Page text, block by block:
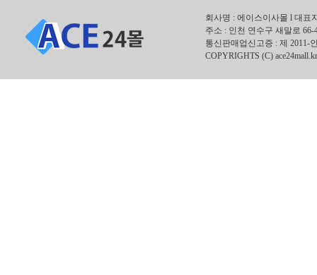
회사명 : 에이스이사몰 l 대표
주소 : 인천 연수구 새말로
통신판매업신고증 : 제 2011-
COPYRIGHTS (C)